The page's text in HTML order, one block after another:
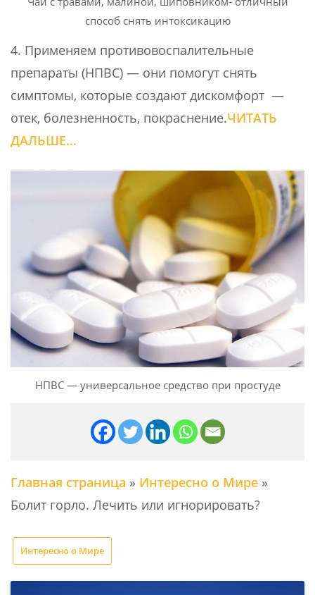
способ снять интоксикацию
4. Применяем противовоспалительные
препараты (НПВС) — они помогут снять
симптомы, которые создают дискомфорт —
отек, болезненность, покраснение.ЧИТАТЬ
ДАЛЬШЕ…
НПВС — универсальное средство при простуде
Главная страница » Интересно о Мире »
Болит горло. Лечить или игнорировать?
Интересно о Мире